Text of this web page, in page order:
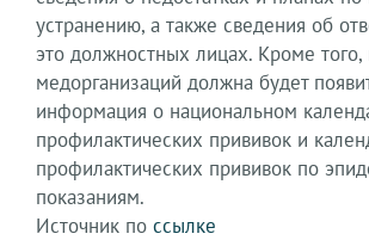
устранению, а также сведения об
это должностных лицах. Кроме того,
медорганизаций должна будет
информация о национальном
профилактических прививок и
профилактических прививок по
показаниям.
Источник по ссылке